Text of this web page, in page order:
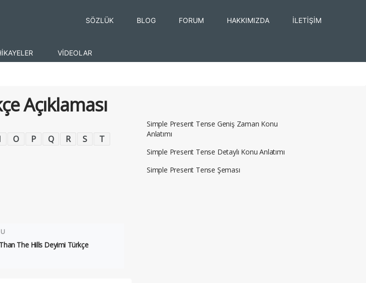
SÖZLÜK BLOG FORUM HAKKIMIZDA İLETİŞİM
VİDEOLAR
Açıklaması
O P Q R S
T
The Hills Deyimi Türkçe
Simple Present Tense Geniş Zaman Konu
Anlatımı
Simple Present Tense Detaylı Konu Anlatımı
Simple Present Tense Şeması